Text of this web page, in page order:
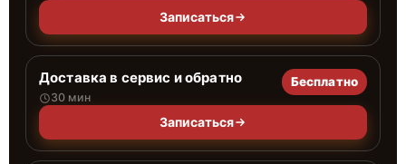
Записаться
Доставка в сервис и обратно
30 мин
Бесплатно
Записаться